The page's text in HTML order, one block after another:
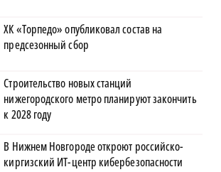
ХК «Торпедо» опубликовал состав на
предсезонный сбор
Строительство новых станций
нижегородского метро планируют закончить
к 2028 году
В Нижнем Новгороде откроют российско-
киргизский ИТ-центр кибербезопасности